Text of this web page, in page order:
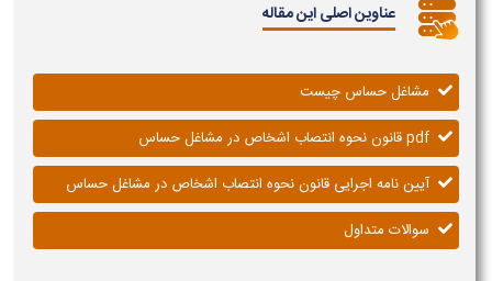
عناوین اصلی این مقاله
مشاغل حساس چیست
pdf قانون نحوه انتصاب اشخاص در مشاغل حساس
آیین نامه اجرایی قانون نحوه انتصاب اشخاص در مشاغل حساس
سوالات متداول